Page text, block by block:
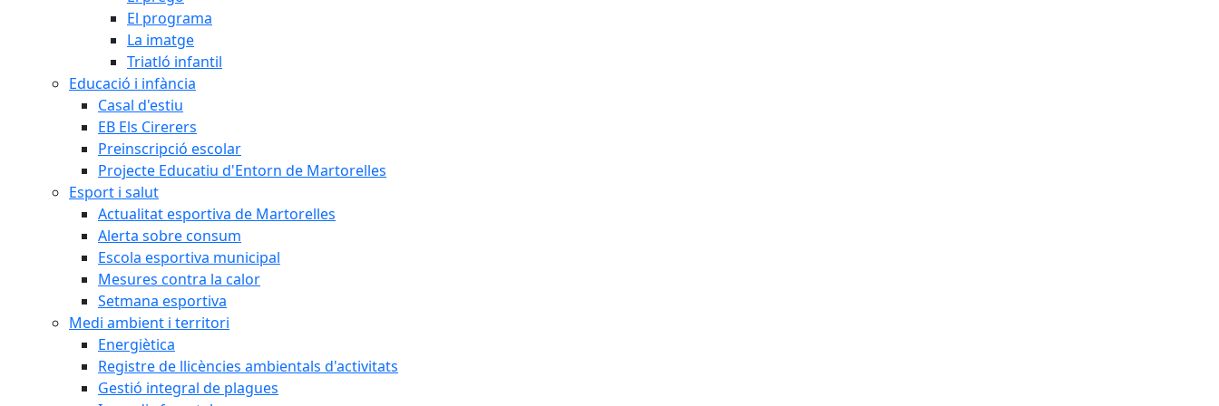
El programa
La imatge
Triatló infantil
Educació i infància
Casal d'estiu
EB Els Cirerers
Preinscripció escolar
Projecte Educatiu d'Entorn de Martorelles
Esport i salut
Actualitat esportiva de Martorelles
Alerta sobre consum
Escola esportiva municipal
Mesures contra la calor
Setmana esportiva
Medi ambient i territori
Energiètica
Registre de llicències ambientals d'activitats
Gestió integral de plagues